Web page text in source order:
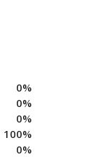
0%
0%
0%
100%
0%